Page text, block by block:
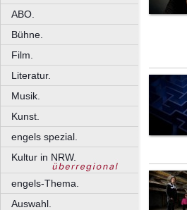
ABO.
Bühne.
Film.
Literatur.
Musik.
Kunst.
engels spezial.
Kultur in NRW.
engels-Thema.
Auswahl.